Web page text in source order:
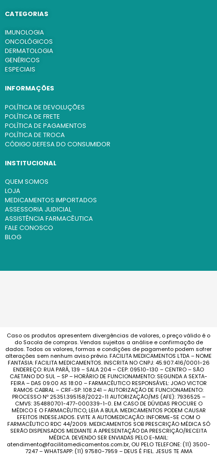
CATEGORIAS
IMUNOLOGIA
ONCOLÓGICOS
DERMATOLOGIA
GENÉRICOS
ESPECIAIS
INFORMAÇÕES
POLÍTICA DE DEVOLUÇÕES
POLÍTICA DE FRETE
POLÍTICA DE PAGAMENTOS
POLÍTICA DE TROCA
CÓDIGO DEFESA DO CONSUMIDOR
INSTITUCIONAL
QUEM SOMOS
LOJA
MEDICAMENTOS IMPORTADOS
ASSESSORIA JUDICIAL
ASSISTÊNCIA FARMACÊUTICA
FALE CONOSCO
BLOG
Caso os produtos apresentem divergências de valores, o preço válido é o
do Sacola de compras. Vendas sujeitas a análise e confirmação de
dados. Todos os valores, formas e condições de pagamento podem sofrer
alterações sem nenhum aviso prévio. FACILITA MEDICAMENTOS LTDA – NOME
FANTASIA: FACILITA MEDICAMENTOS. INSCRITA NO CNPJ: 45.907.416/0001-26
ENDEREÇO: RUA PARÁ, 139 – SALA 204 – CEP: 09510-130 – CENTRO – SÃO
CAETANO DO SUL – SP – HORÁRIO DE FUNCIONAMENTO: SEGUNDA A SEXTA-
FEIRA – DAS 09:00 AS 18:00 – FARMACÊUTICO RESPONSÁVEL: JOAO VICTOR
RAMOS CABRAL – CRF-SP: 108.241 – AUTORIZAÇÃO DE FUNCIONAMENTO:
PROCESSO Nº 25351.395158/2022-11 AUTORIZAÇÃO/MS (AFE): 7936525 –
CMVS: 354880701-477-000339-1-0. EM CASO DE DÚVIDAS PROCURE O
MÉDICO E O FARMACÊUTICO, LEIA A BULA. MEDICAMENTOS PODEM CAUSAR
EFEITOS INDESEJADOS. EVITE A AUTOMEDICAÇÃO: INFORME-SE COM O
FARMACÊUTICO RDC 44/2009. MEDICAMENTOS SOB PRESCRIÇÃO MÉDICA SÓ
SERÃO DISPENSADOS MEDIANTE A APRESENTAÇÃO DA PRESCRIÇÃO/RECEITA
MÉDICA. DEVENDO SER ENVIADAS PELO E-MAIL:
atendimento@facilitamedicamentos.com.br, OU PELO TELEFONE: (11) 3500-
7247 – WHATSAPP: (11) 97580-7959 – DEUS É FIEL. JESUS TE AMA